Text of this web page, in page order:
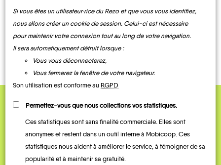
CONTACTEZ-NOUS !
QUELQUES
Témoignages
Si vous êtes un utilisateur·rice du Rezo et que vous vous identifiez,
nous allons créer un cookie de session. Celui-ci est nécessaire
pour maintenir votre connexion tout au long de votre navigation.
Il sera automatiquement détruit lorsque :
Vous vous déconnecterez,
Vous fermerez la fenêtre de votre navigateur.
Son utilisation est conforme au RGPD
Permettez-vous que nous collections vos statistiques.
Ces statistiques sont sans finalité commerciale. Elles sont
anonymes et restent dans un outil interne à Mobicoop. Ces
statistiques nous aident à améliorer le service, à témoigner de sa
popularité et à maintenir sa gratuité.